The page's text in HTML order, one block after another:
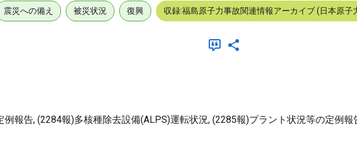
震災への備え 被災状況 復興 収録:福島原子力事故関連情報アーカイブ (日本原子
報告, (2284報)多核種除去設備(ALPS)運転状況, (2285報)プラント状況等の定例報